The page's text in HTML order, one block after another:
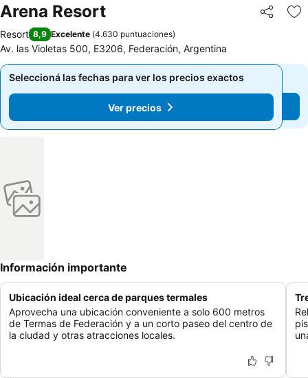
Arena Resort Compartir
Resort 8,9 Excelente (4.630 puntuaciones)
Av. las Violetas 500, E3206, Federación, Argentina
Seleccioná las fechas para ver los precios exactos
Ver precios
Seleccioná las fechas para ver los precios exactos
Ver precios
Información importante
Ubicación ideal cerca de parques termales
Aprovecha una ubicación conveniente a solo 600 metros
de Termas de Federación y a un corto paseo del centro de
la ciudad y otras atracciones locales.